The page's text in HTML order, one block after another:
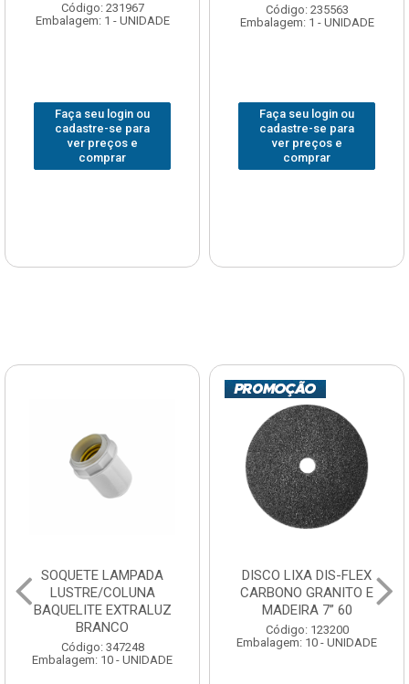
Código: 231967
Embalagem: 1 - UNIDADE
Faça seu login ou
cadastre-se para
ver preços e
comprar
Código: 235563
Embalagem: 1 - UNIDADE
Faça seu login ou
cadastre-se para
ver preços e
comprar
SOQUETE LAMPADA
LUSTRE/COLUNA
BAQUELITE EXTRALUZ
BRANCO
Código: 347248
Embalagem: 10 - UNIDADE
DISCO LIXA DIS-FLEX
CARBONO GRANITO E
MADEIRA 7” 60
Código: 123200
Embalagem: 10 - UNIDADE